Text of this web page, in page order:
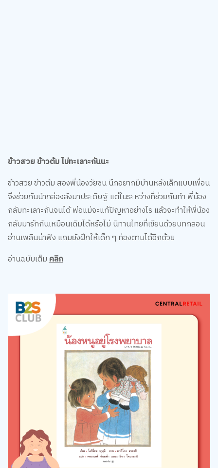
ข้าวสวย ข้าวต้ม สองพี่น้องวัยซน นึกอยากมีบ้านหลังเล็กแบบเพื่อน
จึงช่วยกันนำกล่องลังมาประดิษฐ์ แต่ในระหว่างที่ช่วยกันทำ พี่น้อง
กลับทะเลาะกันจนได้ พ่อแม่จะแก้ปัญหาอย่างไร แล้วจะทำให้พี่น้อง
กลับมารักกันเหมือนเดิมได้หรือไม่ นิทานไทยที่เขียนด้วยบทกลอน
อ่านเพลินน่าฟัง แถมยังฝึกให้เด็ก ๆ ท่องตามได้อีกด้วย
อ่านฉบับเต็มคลิก